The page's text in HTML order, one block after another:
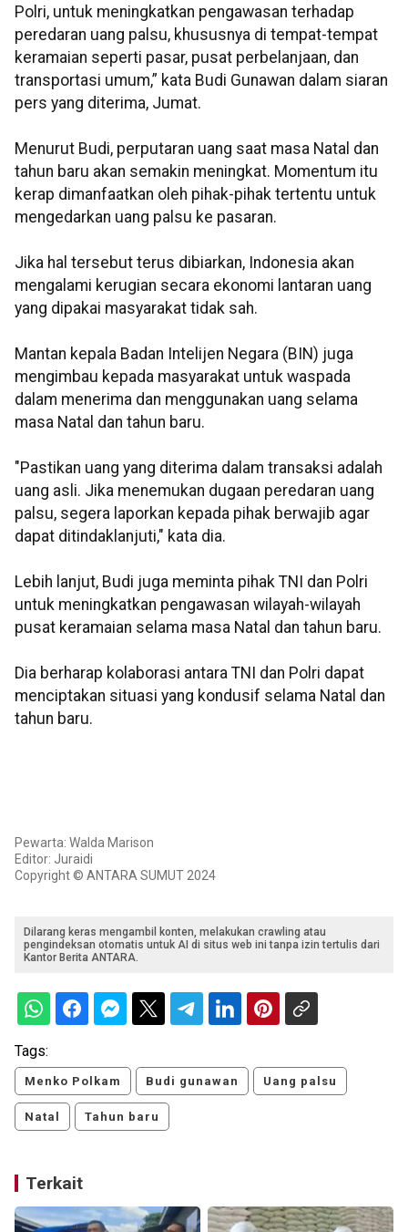
Polri, untuk meningkatkan pengawasan terhadap
peredaran uang palsu, khususnya di tempat-tempat
keramaian seperti pasar, pusat perbelanjaan, dan
transportasi umum,” kata Budi Gunawan dalam siaran
pers yang diterima, Jumat.
Menurut Budi, perputaran uang saat masa Natal dan
tahun baru akan semakin meningkat. Momentum itu
kerap dimanfaatkan oleh pihak-pihak tertentu untuk
mengedarkan uang palsu ke pasaran.
Jika hal tersebut terus dibiarkan, Indonesia akan
mengalami kerugian secara ekonomi lantaran uang
yang dipakai masyarakat tidak sah.
Mantan kepala Badan Intelijen Negara (BIN) juga
mengimbau kepada masyarakat untuk waspada
dalam menerima dan menggunakan uang selama
masa Natal dan tahun baru.
"Pastikan uang yang diterima dalam transaksi adalah
uang asli. Jika menemukan dugaan peredaran uang
palsu, segera laporkan kepada pihak berwajib agar
dapat ditindaklanjuti," kata dia.
Lebih lanjut, Budi juga meminta pihak TNI dan Polri
untuk meningkatkan pengawasan wilayah-wilayah
pusat keramaian selama masa Natal dan tahun baru.
Dia berharap kolaborasi antara TNI dan Polri dapat
menciptakan situasi yang kondusif selama Natal dan
tahun baru.
Pewarta: Walda Marison
Editor: Juraidi
Copyright © ANTARA SUMUT 2024
Dilarang keras mengambil konten, melakukan crawling atau
pengindeksan otomatis untuk AI di situs web ini tanpa izin tertulis dari
Kantor Berita ANTARA.
Tags:
Menko Polkam Budi gunawan Uang palsu
Natal Tahun baru
Terkait